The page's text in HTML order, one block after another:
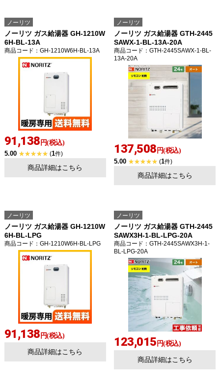
ノーリツ
ノーリツ ガス給湯器 GH-1210W
6H-BL-13A
商品コード ：GH-1210W6H-BL-13A
91,138 円(税込)
5.00 (1件)
商品詳細はこちら
ノーリツ
ノーリツ ガス給湯器 GTH-2445
SAWX-1-BL-13A-20A
商品コード ：GTH-2445SAWX-1-BL-
13A-20A
137,508 円(税込)
5.00 (1件)
商品詳細はこちら
ノーリツ
ノーリツ ガス給湯器 GH-1210W
6H-BL-LPG
商品コード ：GH-1210W6H-BL-LPG
91,138 円(税込)
商品詳細はこちら
ノーリツ
ノーリツ ガス給湯器 GTH-2445
SAWX3H-1-BL-LPG-20A
商品コード ：GTH-2445SAWX3H-1-
BL-LPG-20A
123,015 円(税込)
商品詳細はこちら